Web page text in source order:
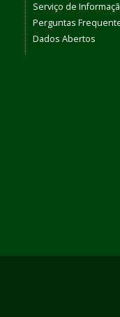
Serviço de
Perguntas
Dados Abertos